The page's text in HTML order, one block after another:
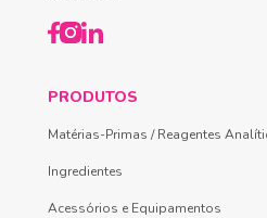
PRODUTOS
Matérias-Primas / Reagentes
Ingredientes
Acessórios e Equipamentos